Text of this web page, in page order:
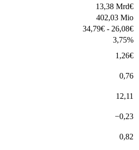
13,38 Mrd€
402,03 Mio
34,79€ - 26,08€
3,75%
1,26€
0,76
12,11
−0,23
0,82